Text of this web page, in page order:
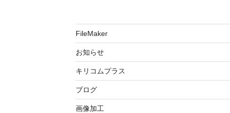
FileMaker
お知らせ
キリコムプラス
ブログ
画像加工